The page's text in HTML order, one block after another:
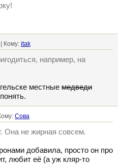
Кому: itak
например, на
местные медведи
Сова
Она не жирная совсем.
добавила, просто он про
любит её (а уж кляр-то